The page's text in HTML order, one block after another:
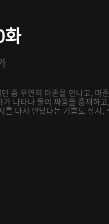
중 우연히 마존을 만나고, 마
나타나 둘의 싸움을 중재하
를 다시 만났다는 기쁨도 잠시,